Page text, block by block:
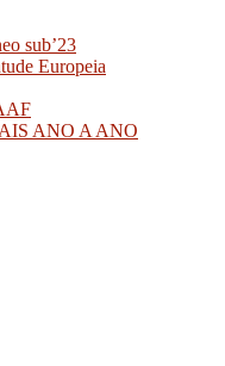
sub’23
Europeia
ANO A ANO